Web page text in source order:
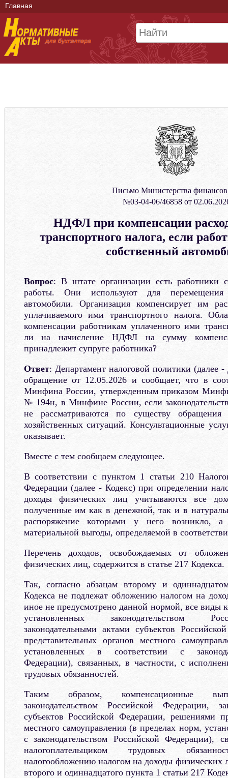
Главная
Письмо Министерства
№03-04-06/46858 от
НДФЛ при компенсации
транспортного налога, если
собственный
Вопрос: В штате организации есть работники
работы. Они используют для перемещения
автомобили. Организация компенсирует им
уплачиваемого ими транспортного налога.
компенсации работникам уплаченного ими
ли на начисление НДФЛ на сумму
принадлежит супруге работника?
Ответ: Департамент налоговой политики (далее -
обращение от 12.05.2026 и сообщает, что в
Минфина России, утвержденным приказом
№ 194н, в Минфине России, если
не рассматриваются по существу
хозяйственных ситуаций. Консультационные
оказывает.
Вместе с тем сообщаем следующее.
В соответствии с пунктом 1 статьи 210
Федерации (далее - Кодекс) при определении
доходы физических лиц учитываются все
полученные им как в денежной, так и в
распоряжение которыми у него возникло,
материальной выгоды, определяемой в
Перечень доходов, освобождаемых от
физических лиц, содержится в статье 217 Кодекса.
Так, согласно абзацам второму и
Кодекса не подлежат обложению налогом на
иное не предусмотрено данной нормой, все виды
установленных законодательством
законодательными актами субъектов
представительных органов местного
установленных в соответствии с
Федерации), связанных, в частности, с
трудовых обязанностей.
Таким образом, компенсационные
законодательством Российской Федерации,
субъектов Российской Федерации, решениями
местного самоуправления (в пределах норм,
с законодательством Российской Федерации),
налогоплательщиком трудовых
налогообложению налогом на доходы физических
второго и одиннадцатого пункта 1 статьи 217